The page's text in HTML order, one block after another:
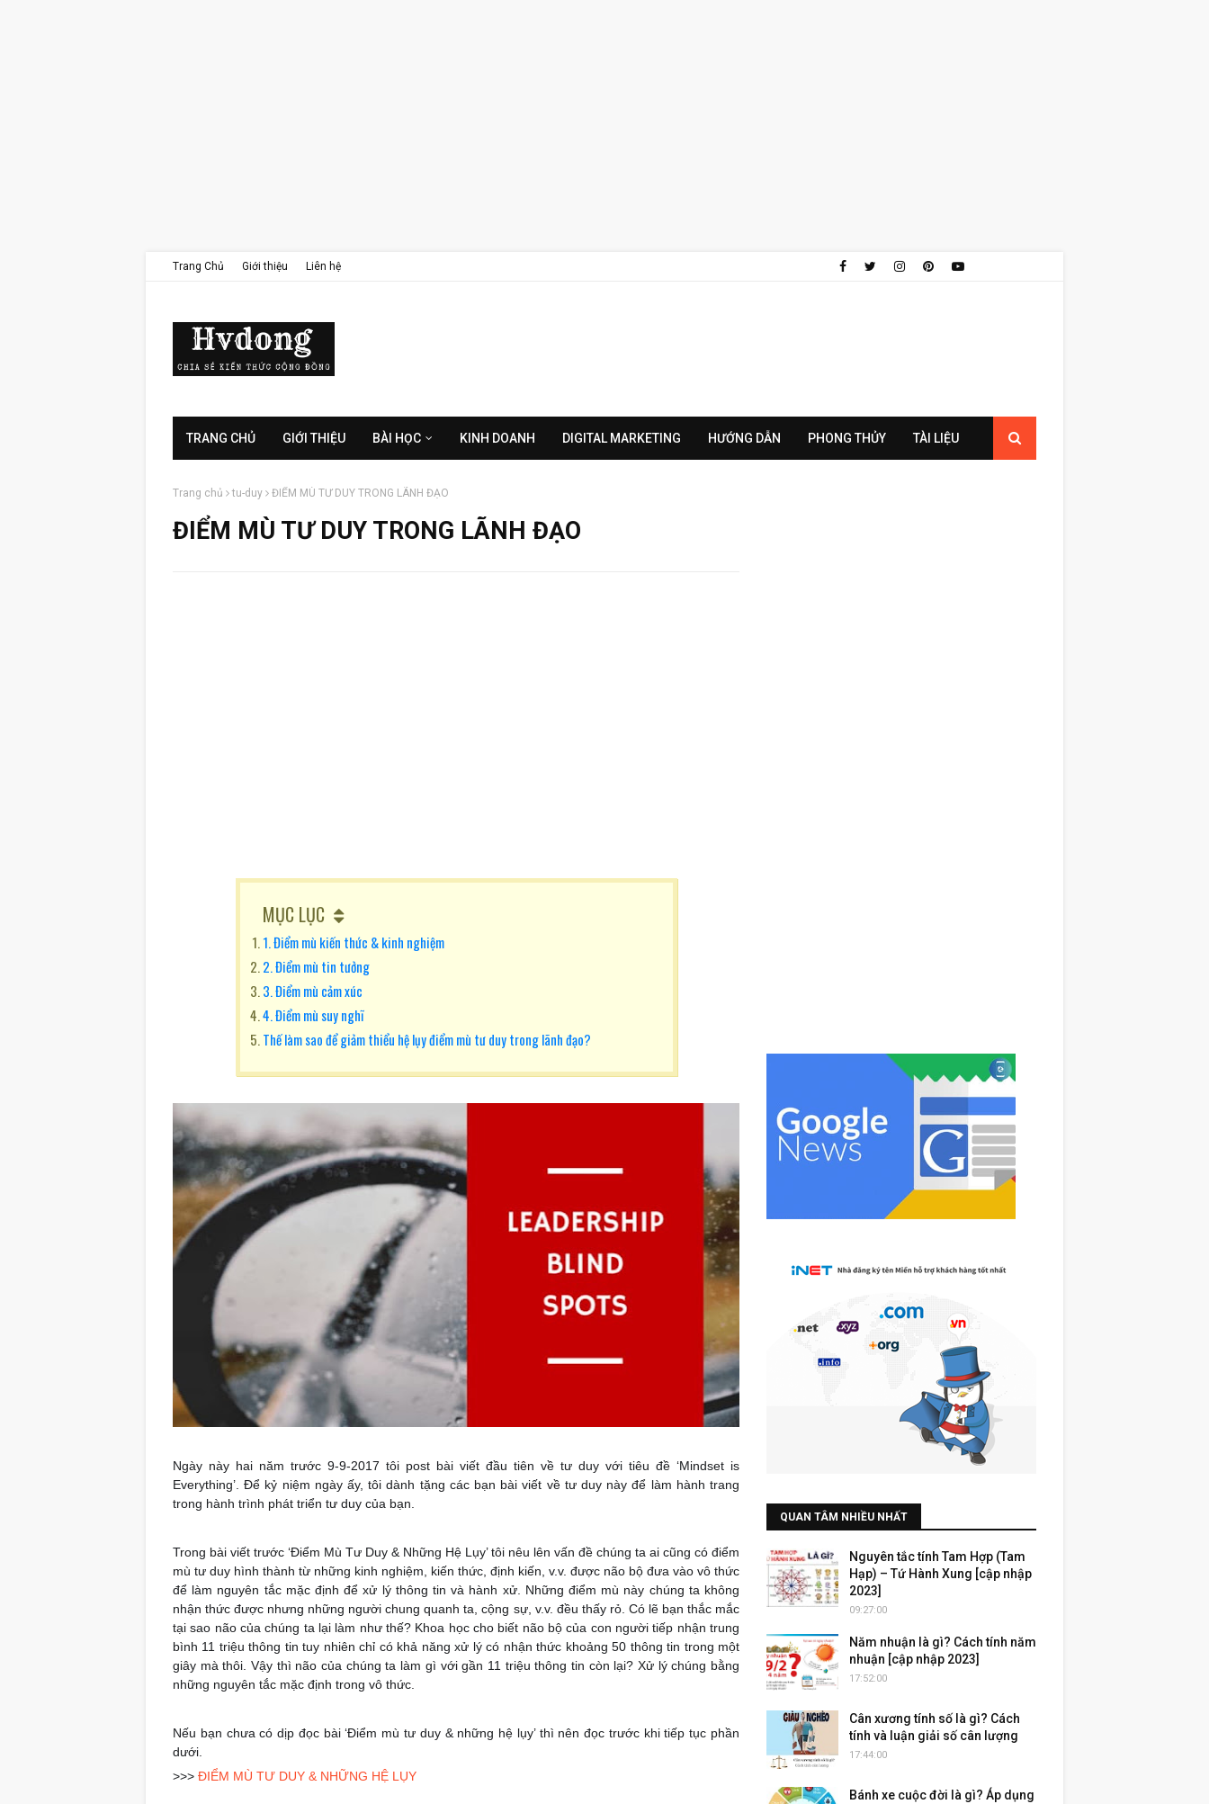
Trang Chủ Giới thiệu Liên hệ
TRANG CHỦ GIỚI THIỆU BÀI HỌC KINH DOANH DIGITAL MARKETING HƯỚNG DẪN PHONG THỦY TÀI LIỆU
Trang chủ tu-duy ĐIỂM MÙ TƯ DUY TRONG LÃNH ĐẠO
ĐIỂM MÙ TƯ DUY TRONG LÃNH ĐẠO
MỤC LỤC
1. Điểm mù kiến thức & kinh nghiệm
2. Điểm mù tin tưởng
3. Điểm mù cảm xúc
4. Điểm mù suy nghĩ
Thế làm sao để giảm thiểu hệ lụy điểm mù tư duy trong lãnh đạo?
Ngày này hai năm trước 9-9-2017 tôi post bài viết đầu tiên về tư duy với tiêu đề ‘Mindset is
Everything’. Để kỷ niệm ngày ấy, tôi dành tặng các bạn bài viết về tư duy này để làm hành trang
trong hành trình phát triển tư duy của bạn.
Trong bài viết trước ‘Điểm Mù Tư Duy & Những Hệ Lụy’ tôi nêu lên vấn đề chúng ta ai cũng có điểm
mù tư duy hình thành từ những kinh nghiệm, kiến thức, định kiến, v.v. được não bộ đưa vào vô thức
để làm nguyên tắc mặc định để xử lý thông tin và hành xử. Những điểm mù này chúng ta không
nhận thức được nhưng những người chung quanh ta, cộng sự, v.v. đều thấy rỏ. Có lẽ bạn thắc mắc
tại sao não của chúng ta lại làm như thế? Khoa học cho biết não bộ của con người tiếp nhận trung
bình 11 triệu thông tin tuy nhiên chỉ có khả năng xử lý có nhận thức khoảng 50 thông tin trong một
giây mà thôi. Vậy thì não của chúng ta làm gì với gần 11 triệu thông tin còn lại? Xử lý chúng bằng
những nguyên tắc mặc định trong vô thức.
Nếu bạn chưa có dịp đọc bài ‘Điểm mù tư duy & những hệ lụy’ thì nên đọc trước khi tiếp tục phần
dưới.
>>> ĐIỂM MÙ TƯ DUY & NHỮNG HỆ LỤY
QUAN TÂM NHIỀU NHẤT
Nguyên tắc tính Tam Hợp (Tam
Hạp) – Tứ Hành Xung [cập nhập
2023]
09:27:00
Năm nhuận là gì? Cách tính năm
nhuận [cập nhập 2023]
17:52:00
Cân xương tính số là gì? Cách
tính và luận giải số cân lượng
17:44:00
Bánh xe cuộc đời là gì? Áp dụng